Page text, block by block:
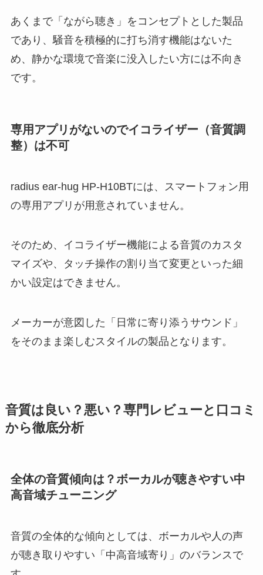
あくまで「ながら聴き」をコンセプトとした製品
であり、騒音を積極的に打ち消す機能はないた
め、静かな環境で音楽に没入したい方には不向き
です。
専用アプリがないのでイコライザー（音質調
整）は不可
radius ear-hug HP-H10BTには、スマートフォン用
の専用アプリが用意されていません。
そのため、イコライザー機能による音質のカスタ
マイズや、タッチ操作の割り当て変更といった細
かい設定はできません。
メーカーが意図した「日常に寄り添うサウンド」
をそのまま楽しむスタイルの製品となります。
音質は良い？悪い？専門レビューと口コミ
から徹底分析
全体の音質傾向は？ボーカルが聴きやすい中
高音域チューニング
音質の全体的な傾向としては、ボーカルや人の声
が聴き取りやすい「中高音域寄り」のバランスで